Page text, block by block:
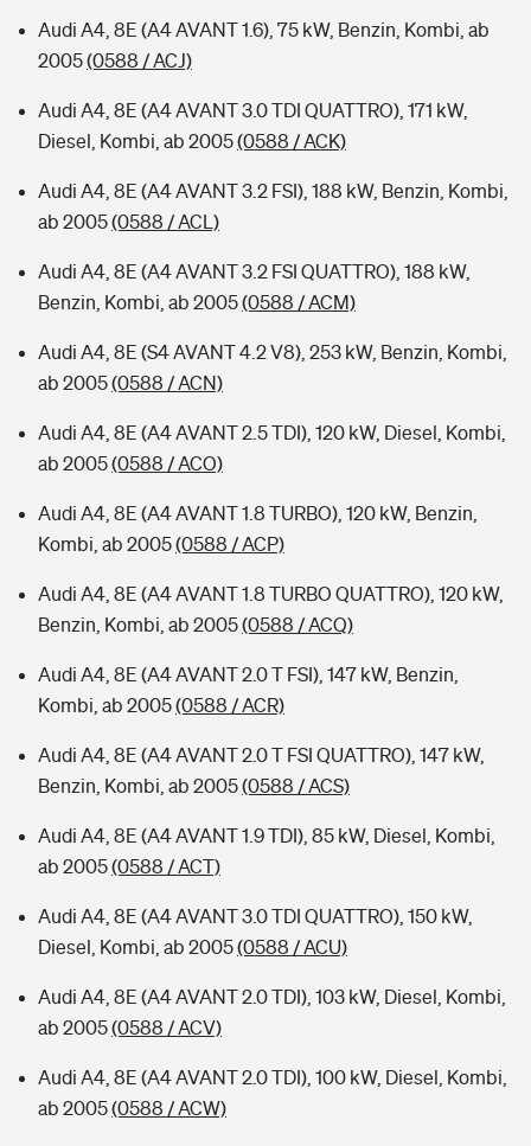
Audi A4, 8E (A4 AVANT 1.6), 75 kW, Benzin, Kombi, ab
2005(0588 / ACJ)
Audi A4, 8E (A4 AVANT 3.0 TDI QUATTRO), 171 kW,
Diesel, Kombi, ab 2005(0588 / ACK)
Audi A4, 8E (A4 AVANT 3.2 FSI), 188 kW, Benzin, Kombi,
ab 2005(0588 / ACL)
Audi A4, 8E (A4 AVANT 3.2 FSI QUATTRO), 188 kW,
Benzin, Kombi, ab 2005(0588 / ACM)
Audi A4, 8E (S4 AVANT 4.2 V8), 253 kW, Benzin, Kombi,
ab 2005(0588 / ACN)
Audi A4, 8E (A4 AVANT 2.5 TDI), 120 kW, Diesel, Kombi,
ab 2005(0588 / ACO)
Audi A4, 8E (A4 AVANT 1.8 TURBO), 120 kW, Benzin,
Kombi, ab 2005(0588 / ACP)
Audi A4, 8E (A4 AVANT 1.8 TURBO QUATTRO), 120 kW,
Benzin, Kombi, ab 2005(0588 / ACQ)
Audi A4, 8E (A4 AVANT 2.0 T FSI), 147 kW, Benzin,
Kombi, ab 2005(0588 / ACR)
Audi A4, 8E (A4 AVANT 2.0 T FSI QUATTRO), 147 kW,
Benzin, Kombi, ab 2005(0588 / ACS)
Audi A4, 8E (A4 AVANT 1.9 TDI), 85 kW, Diesel, Kombi,
ab 2005(0588 / ACT)
Audi A4, 8E (A4 AVANT 3.0 TDI QUATTRO), 150 kW,
Diesel, Kombi, ab 2005(0588 / ACU)
Audi A4, 8E (A4 AVANT 2.0 TDI), 103 kW, Diesel, Kombi,
ab 2005(0588 / ACV)
Audi A4, 8E (A4 AVANT 2.0 TDI), 100 kW, Diesel, Kombi,
ab 2005(0588 / ACW)